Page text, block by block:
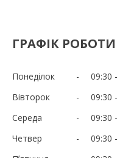
ГРАФІК РОБОТИ
Понеділок 09:30
Вівторок
09:30
Середа
09:30
Четвер
09:30